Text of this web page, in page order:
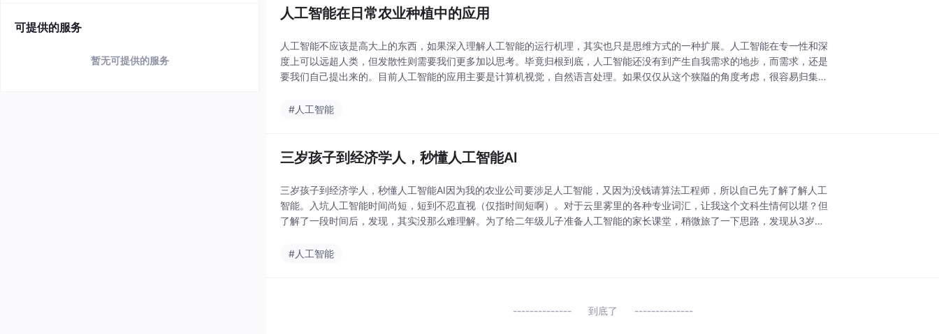
可提供的服务
暂无可提供的服务
人工智能在日常农业种植中的应用
人工智能不应该是高大上的东西，如果深入理解人工智能的运行机理，其实也只是思维方式的一种扩展。人工智能在专一性和深
度上可以远超人类，但发散性则需要我们更多加以思考。毕竟归根到底，人工智能还没有到产生自我需求的地步，而需求，还是
要我们自己提出来的。目前人工智能的应用主要是计算机视觉，自然语言处理。如果仅仅从这个狭隘的角度考虑，很容易归集到
#人工智能
三岁孩子到经济学人，秒懂人工智能AI
三岁孩子到经济学人，秒懂人工智能AI因为我的农业公司要涉足人工智能，又因为没钱请算法工程师，所以自己先了解了解人工
智能。入坑人工智能时间尚短，短到不忍直视（仅指时间短啊）。对于云里雾里的各种专业词汇，让我这个文科生情何以堪？但
了解了一段时间后，发现，其实没那么难理解。为了给二年级儿子准备人工智能的家长课堂，稍微旅了一下思路，发现从3岁到1
#人工智能
到底了